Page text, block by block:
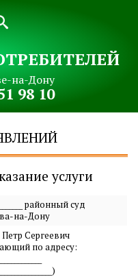
на-Дону
98 10
услуги
районный суд
на-Дону
Сергеевич
по адресу: